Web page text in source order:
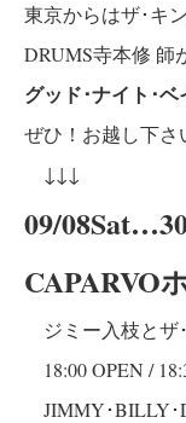
東京からはザ･キ
DRUMS寺本修 師
グッド･ナイト･ベ
ぜひ！お越し下さ
↓↓↓
09/
CAPARVO
ジミー入枝とザ
18:00 OPEN /
JIMMY･BILLY･